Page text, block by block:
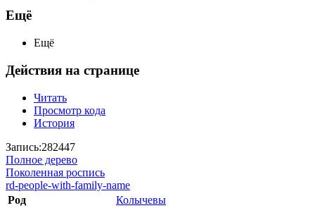
Ещё
Ещё
Действия на странице
Читать
Просмотр кода
История
Запись:282447
Полное дерево
Поколенная роспись
rd-people-with-family-name
Род
Колычевы